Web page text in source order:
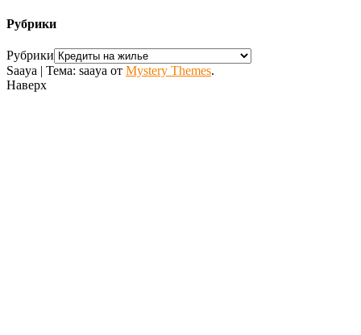
Рубрики
Рубрики
Saaya | Тема: saaya от Mystery Themes.
Наверх